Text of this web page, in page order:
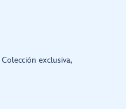
exclusiva,